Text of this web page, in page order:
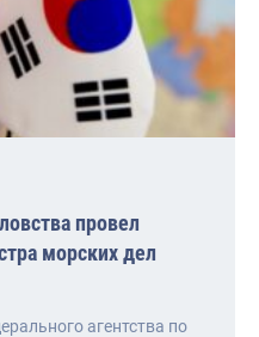
провел
морских дел
агентства по